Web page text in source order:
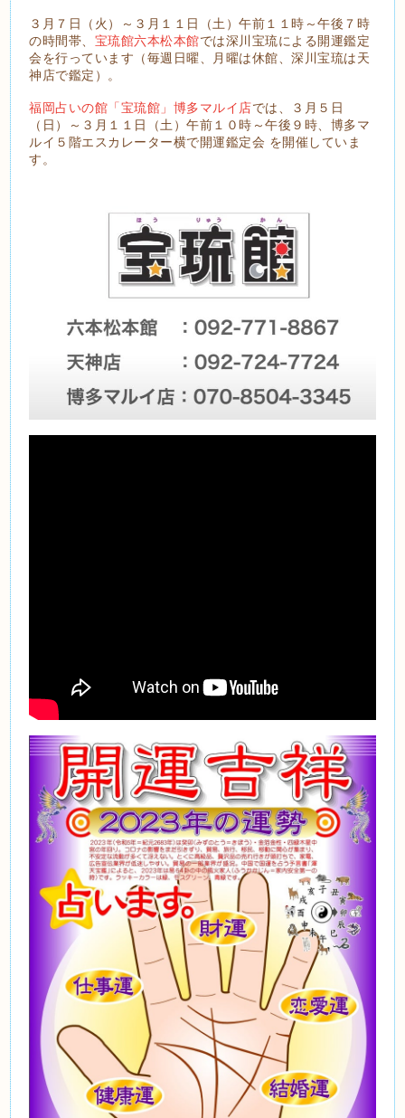
３月７日（火）～３月１１日（土）午前１１時～午後７時
の時間帯、 宝琉館六本松本館では深川宝琉による開運鑑定
会を行っています（毎週日曜、月曜は休館、深川宝琉は天
神店で鑑定）。
福岡占いの館「宝琉館」博多マルイ店では、３月５日
（日）～３月１１日（土）午前１０時～午後９時、博多マ
ルイ５階エスカレーター横で開運鑑定会 を開催していま
す。